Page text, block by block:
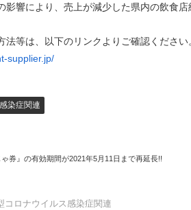
影響により、売上が減少した県内の飲食
法等は、以下のリンクよりご確認ください
supplier.jp/
染症関連
ゃ券』の有効期間が2021年5月11日まで再延長!!
コロナウイルス感染症関連